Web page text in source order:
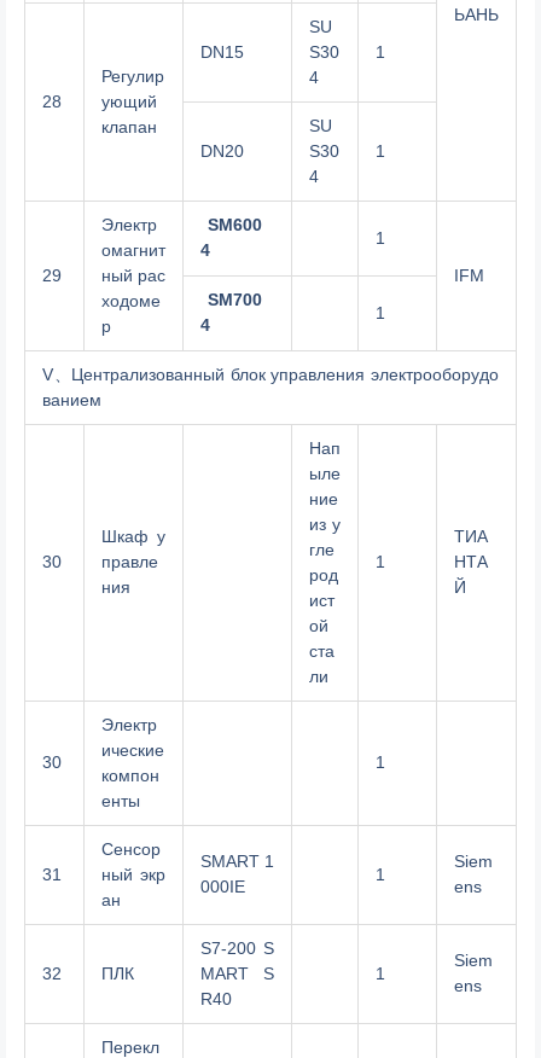
ЬАНЬ
28
Регулир
ующий
клапан
DN15
SU
S30
4
1
DN20
SU
S30
4
1
29
Электр
омагнит
ный рас
ходоме
р
SM600
4
1
IFM
SM700
4
1
V、Централизованный блок управления электрооборудо
ванием
30
Шкаф у
правле
ния
Нап
ыле
ние
из у
гле
род
ист
ой
ста
ли
1
ТИА
НТА
Й
30
Электр
ические
компон
енты
1
31
Сенсор
ный экр
ан
SMART 1
000IE
1
Siem
ens
32 ПЛК
S7-200 S
MART S
R40
1
Siem
ens
Перекл